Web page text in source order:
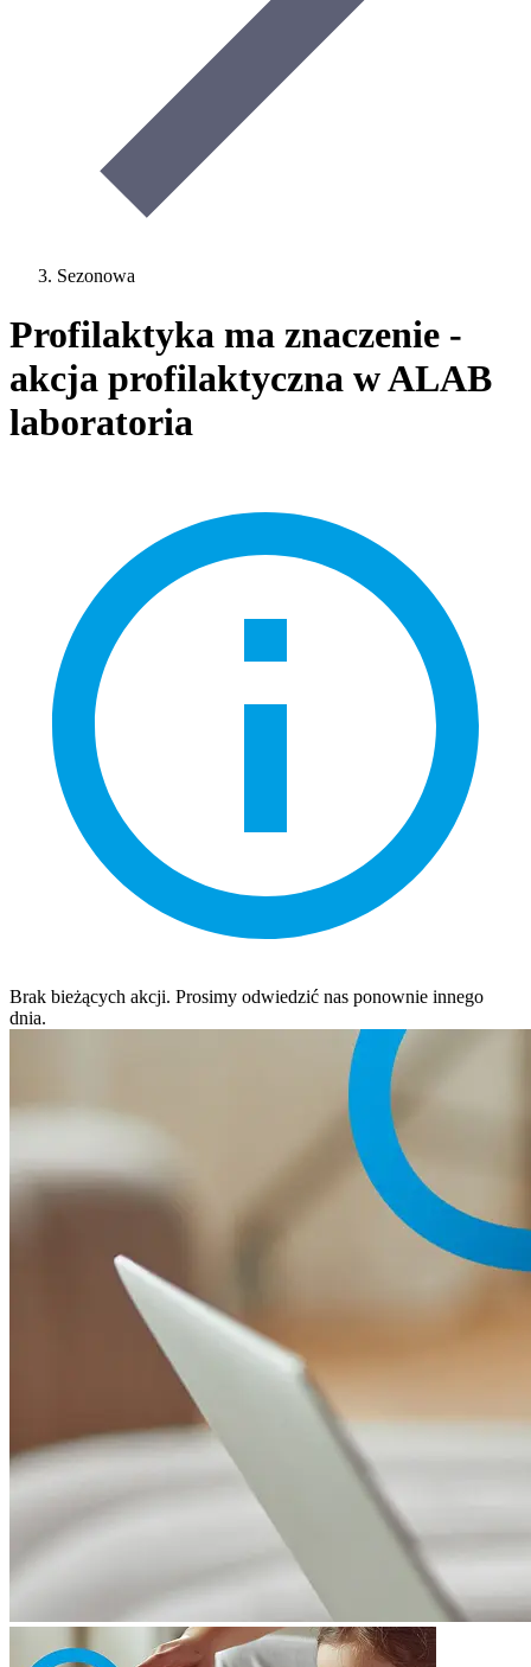
Sezonowa
Profilaktyka ma znaczenie -
akcja profilaktyczna w ALAB
laboratoria
Brak bieżących akcji. Prosimy odwiedzić nas ponownie innego
dnia.